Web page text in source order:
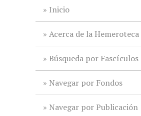
Inicio
Acerca de la Hemeroteca
Búsqueda por Fascículos
Navegar por Fondos
Navegar por Publicación